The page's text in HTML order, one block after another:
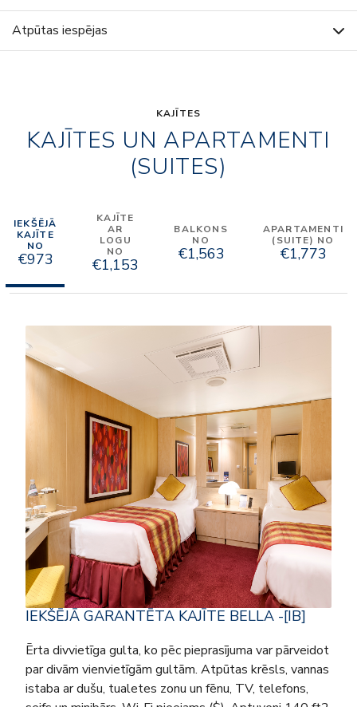
Atpūtas iespējas
KAJĪTES
KAJĪTES UN APARTAMENTI
(SUITES)
IEKŠĒJĀ
KAJĪTE
NO
€973
KAJĪTE
AR
LOGU
NO
€1,153
BALKONS
NO
€1,563
APARTAMENTI
(SUITE) NO
€1,773
IEKŠĒJĀ GARANTĒTA KAJĪTE BELLA -[IB]
Ērta divvietīga gulta, ko pēc pieprasījuma var pārveidot
par divām vienvietīgām gultām. Atpūtas krēsls, vannas
istaba ar dušu, tualetes zonu un fēnu, TV, telefons,